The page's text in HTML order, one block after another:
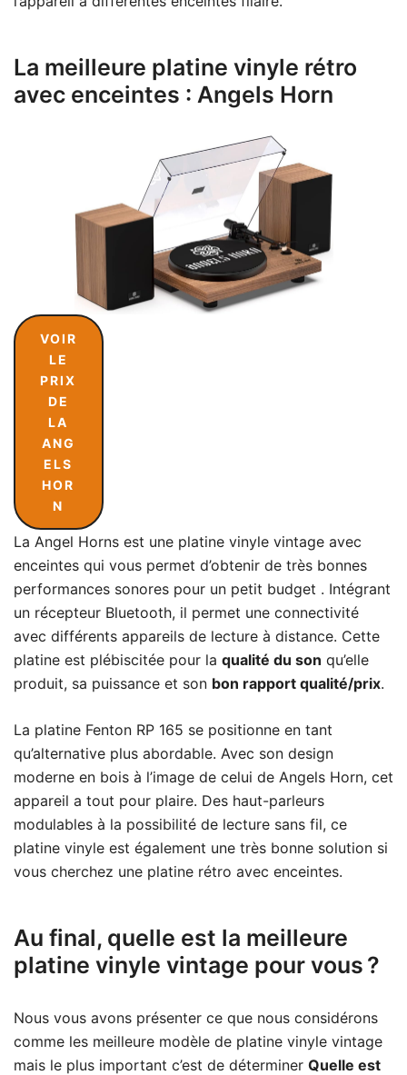
La meilleure platine vinyle rétro
avec enceintes : Angels Horn
VOIR
LE
PRIX
DE
LA
ANG
ELS
HOR
N
La Angel Horns est une platine vinyle vintage avec
enceintes qui vous permet d’obtenir de très bonnes
performances sonores pour un petit budget . Intégrant
un récepteur Bluetooth, il permet une connectivité
avec différents appareils de lecture à distance. Cette
platine est plébiscitée pour la qualité du son qu’elle
produit, sa puissance et son bon rapport qualité/prix.
La platine Fenton RP 165 se positionne en tant
qu’alternative plus abordable. Avec son design
moderne en bois à l’image de celui de Angels Horn, cet
appareil a tout pour plaire. Des haut-parleurs
modulables à la possibilité de lecture sans fil, ce
platine vinyle est également une très bonne solution si
vous cherchez une platine rétro avec enceintes.
Au final, quelle est la meilleure
platine vinyle vintage pour vous ?
Nous vous avons présenter ce que nous considérons
comme les meilleure modèle de platine vinyle vintage
mais le plus important c’est de déterminer Quelle est